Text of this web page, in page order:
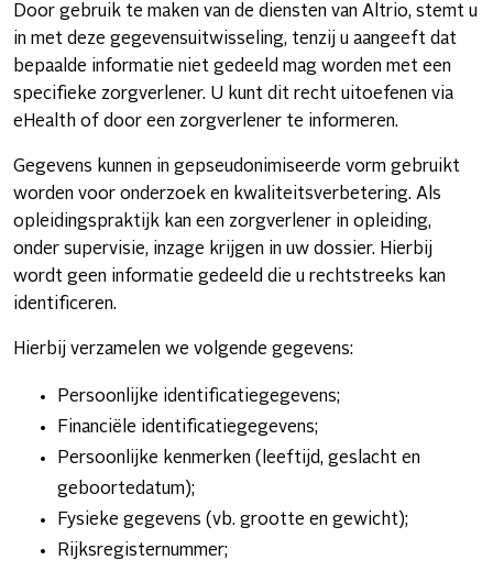
Door gebruik te maken van de diensten van Altrio, stemt u
in met deze gegevensuitwisseling, tenzij u aangeeft dat
bepaalde informatie niet gedeeld mag worden met een
specifieke zorgverlener. U kunt dit recht uitoefenen via
eHealth of door een zorgverlener te informeren.
Gegevens kunnen in gepseudonimiseerde vorm gebruikt
worden voor onderzoek en kwaliteitsverbetering. Als
opleidingspraktijk kan een zorgverlener in opleiding,
onder supervisie, inzage krijgen in uw dossier. Hierbij
wordt geen informatie gedeeld die u rechtstreeks kan
identificeren.
Hierbij verzamelen we volgende gegevens:
Persoonlijke identificatiegegevens;
Financiële identificatiegegevens;
Persoonlijke kenmerken (leeftijd, geslacht en
geboortedatum);
Fysieke gegevens (vb. grootte en gewicht);
Rijksregisternummer;